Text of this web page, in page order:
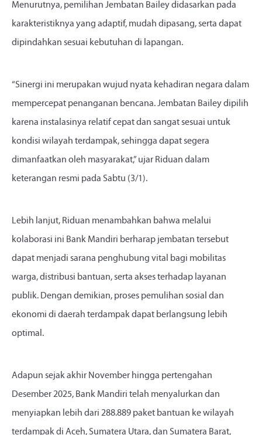
Menurutnya, pemilihan Jembatan Bailey didasarkan pada
karakteristiknya yang adaptif, mudah dipasang, serta dapat
dipindahkan sesuai kebutuhan di lapangan.
“Sinergi ini merupakan wujud nyata kehadiran negara dalam
mempercepat penanganan bencana. Jembatan Bailey dipilih
karena instalasinya relatif cepat dan sangat sesuai untuk
kondisi wilayah terdampak, sehingga dapat segera
dimanfaatkan oleh masyarakat,” ujar Riduan dalam
keterangan resmi pada Sabtu (3/1).
Lebih lanjut, Riduan menambahkan bahwa melalui
kolaborasi ini Bank Mandiri berharap jembatan tersebut
dapat menjadi sarana penghubung vital bagi mobilitas
warga, distribusi bantuan, serta akses terhadap layanan
publik. Dengan demikian, proses pemulihan sosial dan
ekonomi di daerah terdampak dapat berlangsung lebih
optimal.
Adapun sejak akhir November hingga pertengahan
Desember 2025, Bank Mandiri telah menyalurkan dan
menyiapkan lebih dari 288.889 paket bantuan ke wilayah
terdampak di Aceh, Sumatera Utara, dan Sumatera Barat,